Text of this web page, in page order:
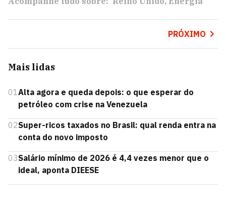
PRÓXIMO
Mais lidas
01Alta agora e queda depois: o que esperar do
petróleo com crise na Venezuela
02Super-ricos taxados no Brasil: qual renda entra na
conta do novo imposto
03Salário mínimo de 2026 é 4,4 vezes menor que o
ideal, aponta DIEESE